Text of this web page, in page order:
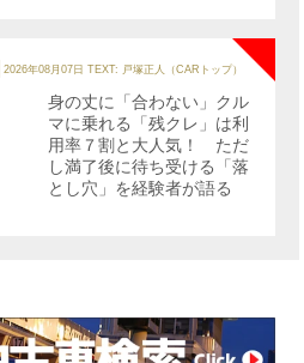
2026年08月07日 TEXT: 戸塚正人（CARトップ）
身の丈に「合わない」クル
マに乗れる「残クレ」は利
用率７割と大人気！ ただ
し満了後に待ち受ける「落
とし穴」を経験者が語る